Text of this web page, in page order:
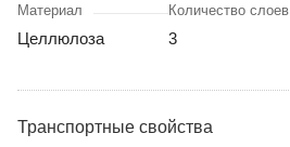
Материал
Целлюлоза
Количество слоев
3
Транспортные свойства